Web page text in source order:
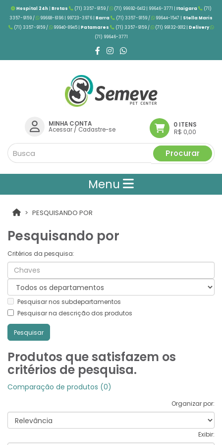
Hospital 24h| Brotas (71) 3357-9159 / (71) 99692-0412 | 99646-3771 | Itaigara
(71)
3357-9159 /
99668-6196 | 99723-3976 | Barra (71) 3357-9159 / 99644-1547 | Stella Maris
(71) 3357-9159 /
99940-8945 | Patamares (71) 3357-9159 / (71) 99132-0012 | Delivery
(71) 99646-3771
MINHA CONTA
Acessar/ Cadastre-se
0 ITENS
R$ 0,00
Procurar
Menu
PESQUISANDO POR
Pesquisando por
Critérios da pesquisa:
Pesquisar nos subdepartamentos
Pesquisar na descrição dos produtos
Produtos que satisfazem os
critérios de pesquisa.
Comparação de produtos (0)
Organizar por:
Exibir: